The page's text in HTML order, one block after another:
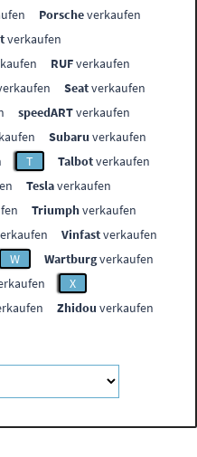
Porscheverkaufen
verkaufen
RUFverkaufen
Seatverkaufen
speedARTverkaufen
Subaru verkaufen
T Talbotverkaufen
Teslaverkaufen
Triumphverkaufen
Vinfastverkaufen
W Wartburgverkaufen
X
Zhidou verkaufen